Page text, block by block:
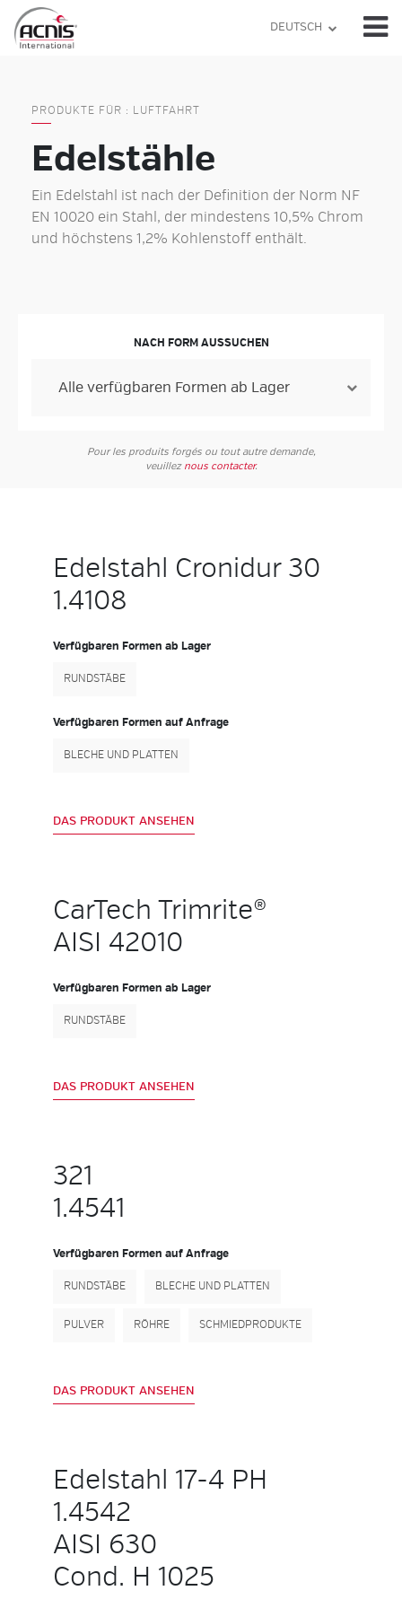
Skip
content
DEUTSCH
PRODUKTE FÜR : LUFTFAHRT
Edelstähle
Ein Edelstahl ist nach der Definition der Norm NF
EN 10020 ein Stahl, der mindestens 10,5% Chrom
und höchstens 1,2% Kohlenstoff enthält.
NACH FORM AUSSUCHEN
Pour les produits forgés ou tout autre demande,
veuillez nous contacter.
Edelstahl Cronidur 30
1.4108
Verfügbaren Formen ab Lager
RUNDSTÄBE
Verfügbaren Formen auf Anfrage
BLECHE UND PLATTEN
DAS PRODUKT ANSEHEN
CarTech Trimrite®
AISI 42010
Verfügbaren Formen ab Lager
RUNDSTÄBE
DAS PRODUKT ANSEHEN
321
1.4541
Verfügbaren Formen auf Anfrage
RUNDSTÄBE BLECHE UND PLATTEN
PULVER RÖHRE SCHMIEDPRODUKTE
DAS PRODUKT ANSEHEN
Edelstahl 17-4 PH
1.4542
AISI 630
Cond. H 1025